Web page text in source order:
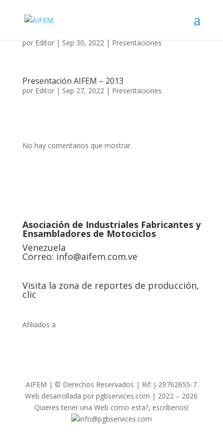
porEditor|Sep 30, 2022|Presentaciones
Presentación AIFEM – 2013
por Editor| Sep 27, 2022| Presentaciones
No hay comentarios que mostrar.
Asociación de Industriales Fabricantes y
Ensambladores de Motociclos
Venezuela
Correo: info@aifem.com.ve
Visita la zona de reportes de producción,
clic
Afiliados a
AIFEM | © Derechos Reservados | Rif: J-29762655-7
Web desarrollada por pgbservices.com | 2022 – 2026
Quieres tener una Web como esta?, escríbenos!
info@pgbservices.com